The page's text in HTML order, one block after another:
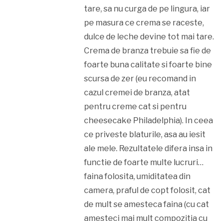
tare, sa nu curga de pe lingura, iar
pe masura ce crema se raceste,
dulce de leche devine tot mai tare.
Crema de branza trebuie sa fie de
foarte buna calitate si foarte bine
scursa de zer (eu recomand in
cazul cremei de branza, atat
pentru creme cat si pentru
cheesecake Philadelphia). In ceea
ce priveste blaturile, asa au iesit
ale mele. Rezultatele difera insa in
functie de foarte multe lucruri…
faina folosita, umiditatea din
camera, praful de copt folosit, cat
de mult se amesteca faina (cu cat
amesteci mai mult compozitia cu